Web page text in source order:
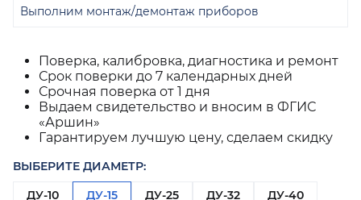
Поверка, калибровка, диагностика и ремонт
Срок поверки до 7 календарных дней
Срочная поверка от 1 дня
Выдаем свидетельство и вносим в ФГИС
«Аршин»
Гарантируем лучшую цену, сделаем скидку
ВЫБЕРИТЕ ДИАМЕТР:
ДУ-10
ДУ-15 ДУ-25 ДУ-32
ДУ-40
Выполним монтаж/демонтаж приборов